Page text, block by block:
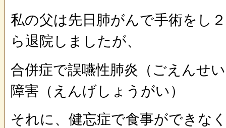
私の父は先日肺がんで手術をし
ら退院しましたが、
合併症で誤嚥性肺炎（ごえんせ
障害（えんげしょうがい）
それに、健忘症で食事ができな